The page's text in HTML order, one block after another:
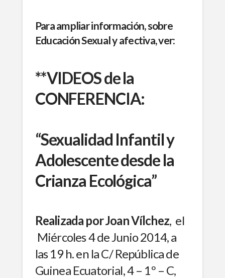
Para ampliar información, sobre
Educación Sexual y afectiva, ver:
**VIDEOS de la
CONFERENCIA:
“Sexualidad Infantil y
Adolescentedesde la
Crianza Ecológica”
Realizada por Joan Vílchez, el
Miércoles 4 de Junio 2014, a
las 19 h. en la C/ República de
Guinea Ecuatorial, 4 – 1º – C,